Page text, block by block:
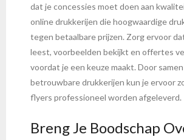
dat je concessies moet doen aan
online drukkerijen die hoogwaardige
tegen betaalbare prijzen. Zorg ervoor
leest, voorbeelden bekijkt en offertes
voordat je een keuze maakt. Door
betrouwbare drukkerijen kun je ervoor
flyers professioneel worden afgeleverd.
Breng Je Boodschap